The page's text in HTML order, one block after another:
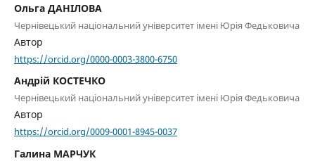
Ольга ДАНІЛОВА
Чернівецький національний університет імені Юрія Федьковича
Автор
https://orcid.org/0000-0003-3800-6750
Андрій КОСТЕЧКО
Чернівецький національний університет імені Юрія Федьковича
Автор
https://orcid.org/0009-0001-8945-0037
Галина МАРЧУК